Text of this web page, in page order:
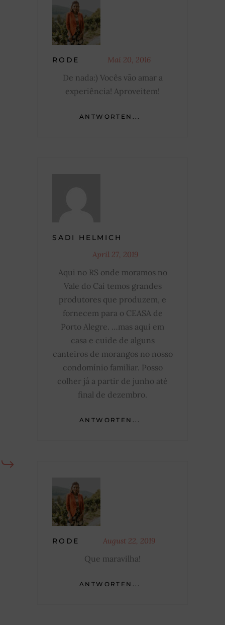
RODE Mai 20, 2016
De nada:) Vocês vão amar a
experiência! Aproveitem!
ANTWORTEN...
SADI HELMICH
April 27, 2019
Aqui no RS onde moramos no
Vale do Caí temos grandes
produtores que produzem, e
fornecem para o CEASA de
Porto Alegre. …mas aqui em
casa e cuide de alguns
canteiros de morangos no nosso
condomínio familiar. Posso
colher já a partir de junho até
final de dezembro.
ANTWORTEN...
RODE August 22, 2019
Que maravilha!
ANTWORTEN...